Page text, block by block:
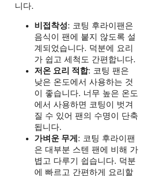
니다.
비접착성: 코팅 후라이팬은
음식이 팬에 붙지 않도록 설
계되었습니다. 덕분에 요리
가 쉽고 세척도 간편합니다.
저온 요리 적합: 코팅 팬은
낮은 온도에서 사용하는 것
이 좋습니다. 너무 높은 온도
에서 사용하면 코팅이 벗겨
질 수 있어 팬의 수명이 단축
됩니다.
가벼운 무게: 코팅 후라이팬
은 대부분 스텐 팬에 비해 가
볍고 다루기 쉽습니다. 덕분
에 빠르고 간편하게 요리할